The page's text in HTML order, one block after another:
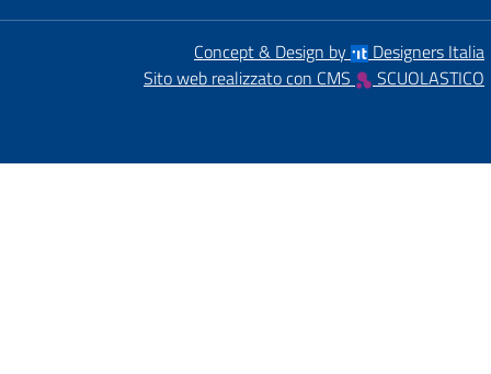
Concept & Design by
Designers Italia
Sito web realizzato con CMS
SCUOLASTICO